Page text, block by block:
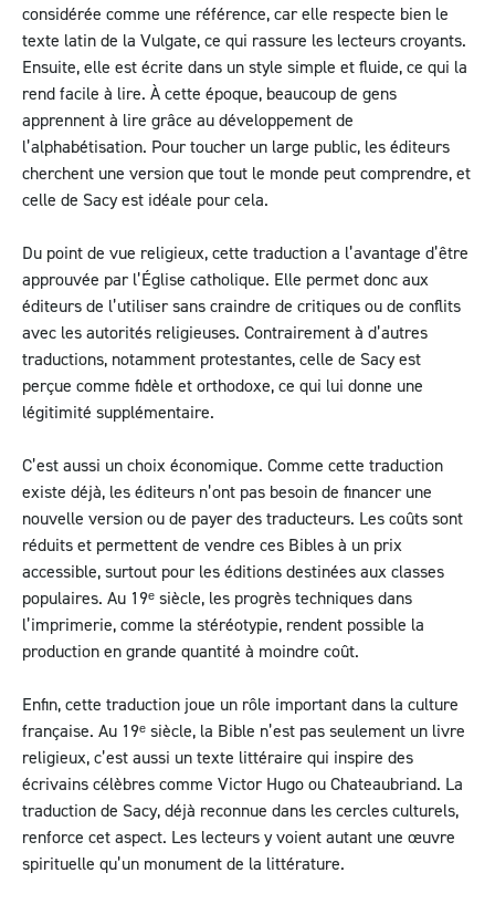
considérée comme une référence, car elle respecte bien le
texte latin de la Vulgate, ce qui rassure les lecteurs croyants.
Ensuite, elle est écrite dans un style simple et fluide, ce qui la
rend facile à lire. À cette époque, beaucoup de gens
apprennent à lire grâce au développement de
l’alphabétisation. Pour toucher un large public, les éditeurs
cherchent une version que tout le monde peut comprendre, et
celle de Sacy est idéale pour cela.
Du point de vue religieux, cette traduction a l’avantage d’être
approuvée par l’Église catholique. Elle permet donc aux
éditeurs de l’utiliser sans craindre de critiques ou de conflits
avec les autorités religieuses. Contrairement à d’autres
traductions, notamment protestantes, celle de Sacy est
perçue comme fidèle et orthodoxe, ce qui lui donne une
légitimité supplémentaire.
C’est aussi un choix économique. Comme cette traduction
existe déjà, les éditeurs n’ont pas besoin de financer une
nouvelle version ou de payer des traducteurs. Les coûts sont
réduits et permettent de vendre ces Bibles à un prix
accessible, surtout pour les éditions destinées aux classes
populaires. Au 19ᵉ siècle, les progrès techniques dans
l’imprimerie, comme la stéréotypie, rendent possible la
production en grande quantité à moindre coût.
Enfin, cette traduction joue un rôle important dans la culture
française. Au 19ᵉ siècle, la Bible n’est pas seulement un livre
religieux, c’est aussi un texte littéraire qui inspire des
écrivains célèbres comme Victor Hugo ou Chateaubriand. La
traduction de Sacy, déjà reconnue dans les cercles culturels,
renforce cet aspect. Les lecteurs y voient autant une œuvre
spirituelle qu’un monument de la littérature.